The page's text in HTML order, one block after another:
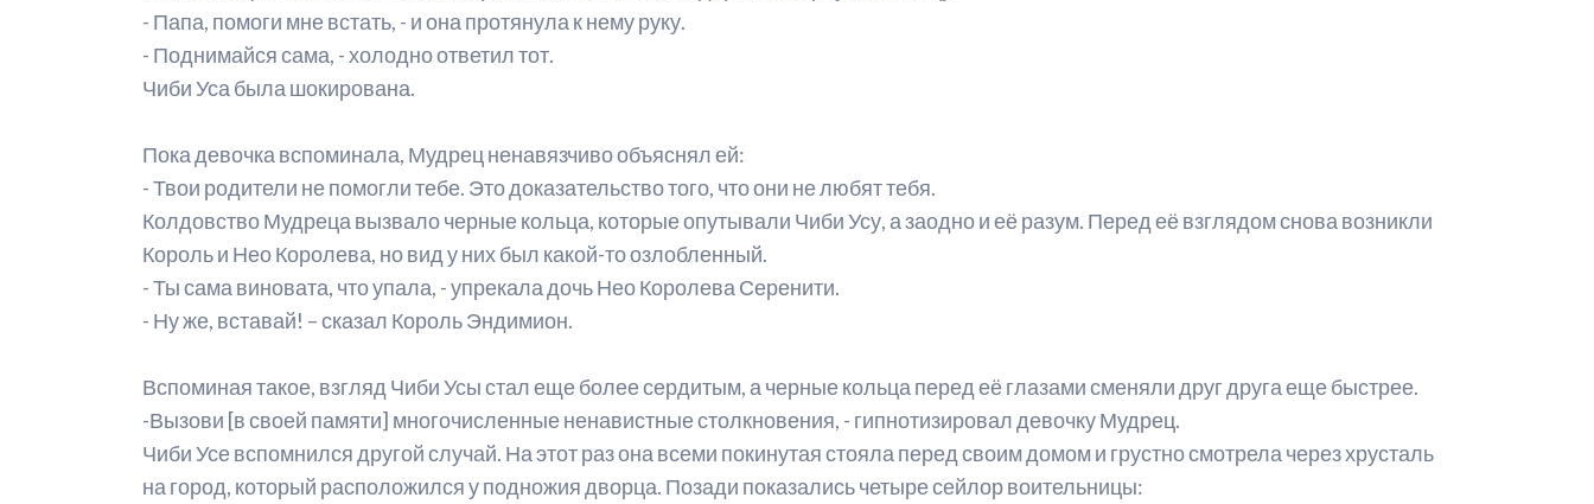
- Папа, помоги мне встать, - и она протянула к нему руку.
- Поднимайся сама, - холодно ответил тот.
Чиби Уса была шокирована.
Пока девочка вспоминала, Мудрец ненавязчиво объяснял ей:
- Твои родители не помогли тебе. Это доказательство того, что они не любят тебя.
Колдовство Мудреца вызвало черные кольца, которые опутывали Чиби Усу, а заодно и её разум. Перед её взглядом снова возникли
Король и Нео Королева, но вид у них был какой-то озлобленный.
- Ты сама виновата, что упала, - упрекала дочь Нео Королева Серенити.
- Ну же, вставай! – сказал Король Эндимион.
Вспоминая такое, взгляд Чиби Усы стал еще более сердитым, а черные кольца перед её глазами сменяли друг друга еще быстрее.
-Вызови [в своей памяти] многочисленные ненавистные столкновения, - гипнотизировал девочку Мудрец.
Чиби Усе вспомнился другой случай. На этот раз она всеми покинутая стояла перед своим домом и грустно смотрела через хрусталь
на город, который расположился у подножия дворца. Позади показались четыре сейлор воительницы: